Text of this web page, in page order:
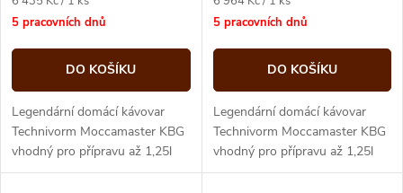
cena:
5 pracovních dnů
DO KOŠÍKU
Legendární domácí kávovar
Technivorm Moccamaster KBG
vhodný pro přípravu až 1,25l
dokonalé filtrované kávy
cena:
5 pracovních dnů
DO KOŠÍKU
Legendární domácí kávovar
Technivorm Moccamaster KBG
vhodný pro přípravu až 1,25l
dokonalé filtrované kávy